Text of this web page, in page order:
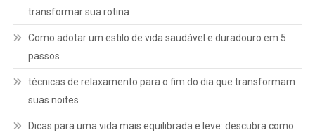
transformar sua rotina
Como adotar um estilo de vida saudável e duradouro em 5
passos
técnicas de relaxamento para o fim do dia que transformam
suas noites
Dicas para uma vida mais equilibrada e leve: descubra como